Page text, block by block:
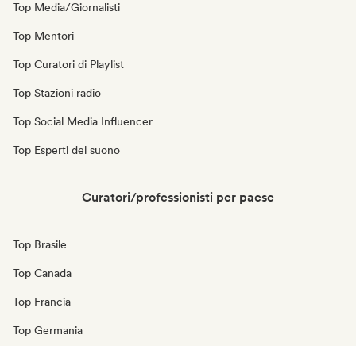
Top Media/Giornalisti
Top Mentori
Top Curatori di Playlist
Top Stazioni radio
Top Social Media Influencer
Top Esperti del suono
Curatori/professionisti per paese
Top Brasile
Top Canada
Top Francia
Top Germania